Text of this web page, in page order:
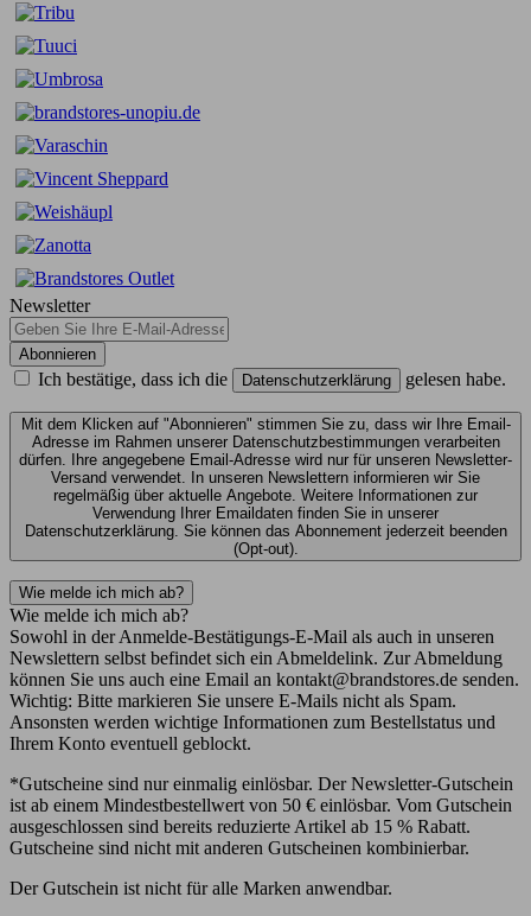
Newsletter
Abonnieren
Ich bestätige, dass ich die Datenschutzerklärung gelesen habe.
Mit dem Klicken auf "Abonnieren" stimmen Sie zu, dass wir Ihre Email-
Adresse im Rahmen unserer Datenschutzbestimmungen verarbeiten
dürfen. Ihre angegebene Email-Adresse wird nur für unseren Newsletter-
Versand verwendet. In unseren Newslettern informieren wir Sie
regelmäßig über aktuelle Angebote. Weitere Informationen zur
Verwendung Ihrer Emaildaten finden Sie in unserer
Datenschutzerklärung. Sie können das Abonnement jederzeit beenden
(Opt-out).
Wie melde ich mich ab?
Wie melde ich mich ab?
Sowohl in der Anmelde-Bestätigungs-E-Mail als auch in unseren
Newslettern selbst befindet sich ein Abmeldelink. Zur Abmeldung
können Sie uns auch eine Email an kontakt@brandstores.de senden.
Wichtig: Bitte markieren Sie unsere E-Mails nicht als Spam.
Ansonsten werden wichtige Informationen zum Bestellstatus und
Ihrem Konto eventuell geblockt.
*Gutscheine sind nur einmalig einlösbar. Der Newsletter-Gutschein
ist ab einem Mindestbestellwert von 50 € einlösbar. Vom Gutschein
ausgeschlossen sind bereits reduzierte Artikel ab 15 % Rabatt.
Gutscheine sind nicht mit anderen Gutscheinen kombinierbar.
Der Gutschein ist nicht für alle Marken anwendbar.